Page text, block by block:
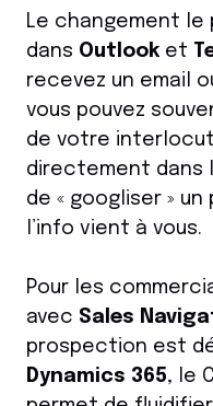
Le changement le
dans Outlook et
recevez un email
vous pouvez
de votre
directement dans
de « googliser »
l’info vient à vous.
Pour les
avec Sales
prospection est
Dynamics 365, le